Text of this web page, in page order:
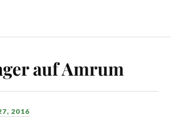
auf Amrum
2016